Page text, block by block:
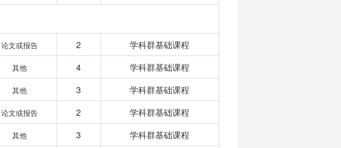
论文或报告 2
学科群基础课程
其他 4
学科群基础课程
其他 3
学科群基础课程
论文或报告 2
学科群基础课程
其他 3
学科群基础课程